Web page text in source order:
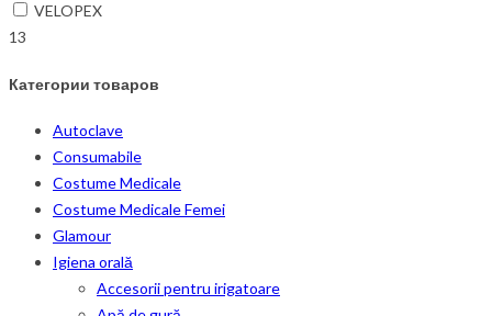
VELOPEX
13
Категории товаров
Autoclave
Consumabile
Costume Medicale
Costume Medicale Femei
Glamour
Igiena orală
Accesorii pentru irigatoare